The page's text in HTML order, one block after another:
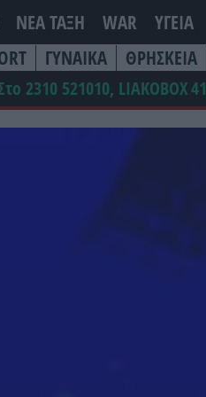
ΝΕΑ ΤΆΞΗ WAR ΥΓΕΙΑ
ΓΥΝΑΙΚΑ ΘΡΗΣΚΕΙΑ
2310 521010, LIAKOBOX41